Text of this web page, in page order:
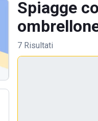
Spiagge
7 Risultati